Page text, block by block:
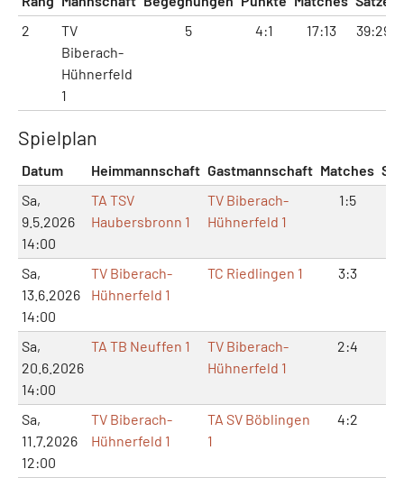
2
TV
Biberach-
Hühnerfeld
1
5 4:1 17:13 39:29
Spielplan
Datum Heimmannschaft Gastmannschaft Matches
Sa,
9.5.2026
14:00
TA TSV
Haubersbronn 1
TV Biberach-
Hühnerfeld 1
1:5
Sa,
13.6.2026
14:00
TV Biberach-
Hühnerfeld 1
TC Riedlingen 1 3:3
Sa,
20.6.2026
14:00
TA TB Neuffen 1
TV Biberach-
Hühnerfeld 1
2:4
Sa,
11.7.2026
12:00
TV Biberach-
Hühnerfeld 1
TA SV Böblingen
1
4:2